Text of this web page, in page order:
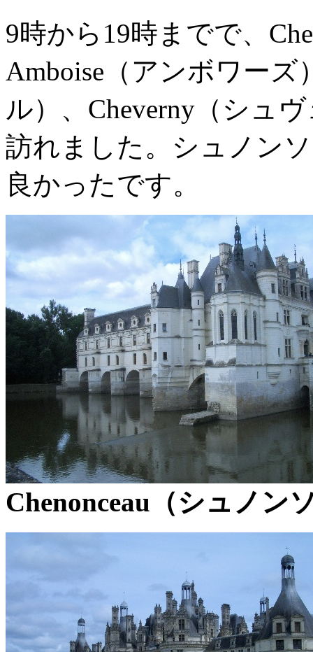
9時から19時までで、
Amboise（アンボワーズ
ル）、Cheverny（シュ
訪れました。シュノン
良かったです。
Chenonceau（シュノン